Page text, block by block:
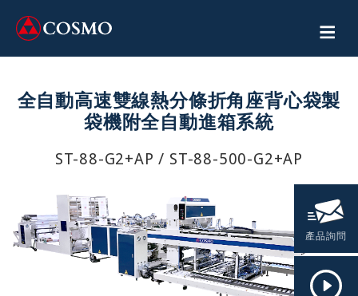
產品詢問
全自動高速雙線熱分條折角座背心袋製
袋機附全自動進箱系統
ST-88-G2+AP / ST-88-500-G2+AP